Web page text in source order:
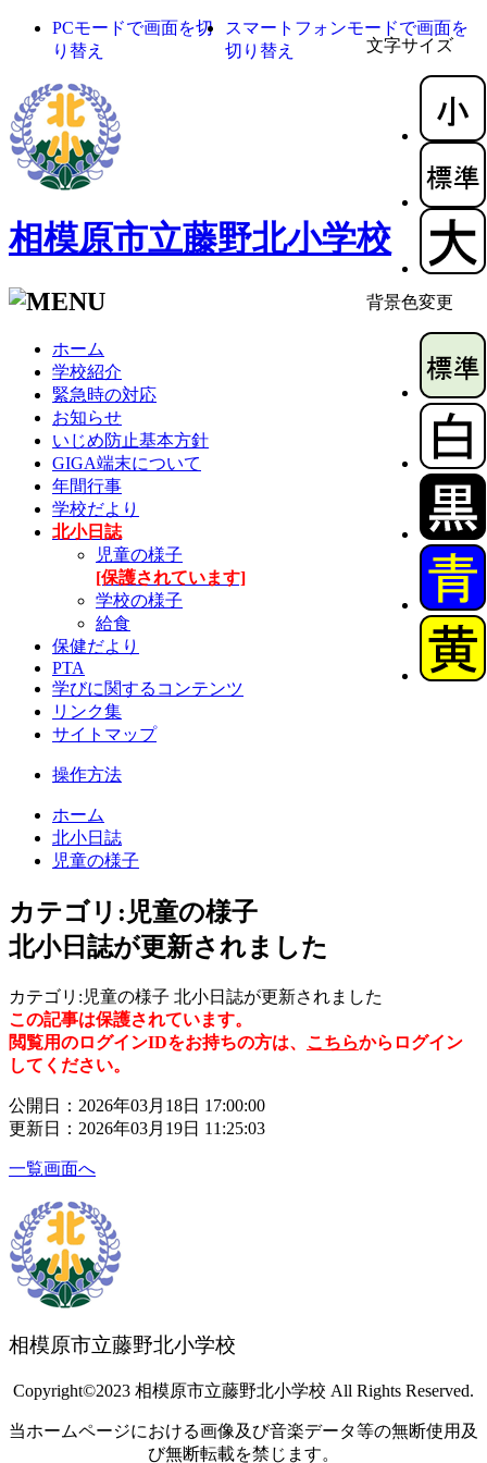
文字サイズ
背景色変更
PCモードで画面を切
り替え
スマートフォンモードで画面を
切り替え
相模原市立藤野北小学校
ホーム
学校紹介
緊急時の対応
お知らせ
いじめ防止基本方針
GIGA端末について
年間行事
学校だより
北小日誌
児童の様子
[保護されています]
学校の様子
給食
保健だより
PTA
学びに関するコンテンツ
リンク集
サイトマップ
操作方法
ホーム
北小日誌
児童の様子
カテゴリ:児童の様子
北小日誌が更新されました
カテゴリ:児童の様子 北小日誌が更新されました
この記事は保護されています。
閲覧用のログインIDをお持ちの方は、 こちらからログイン
してください。
公開日：2026年03月18日 17:00:00
更新日：2026年03月19日 11:25:03
一覧画面へ
相模原市立藤野北小学校
Copyright©2023 相模原市立藤野北小学校 All Rights Reserved.
当ホームページにおける画像及び音楽データ等の無断使用及
び無断転載を禁じます。